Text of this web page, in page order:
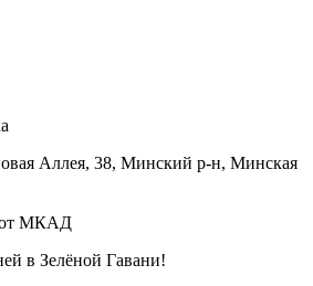
Аллея, 38, Минский р-н, Минская
МКАД
в Зелёной Гавани!